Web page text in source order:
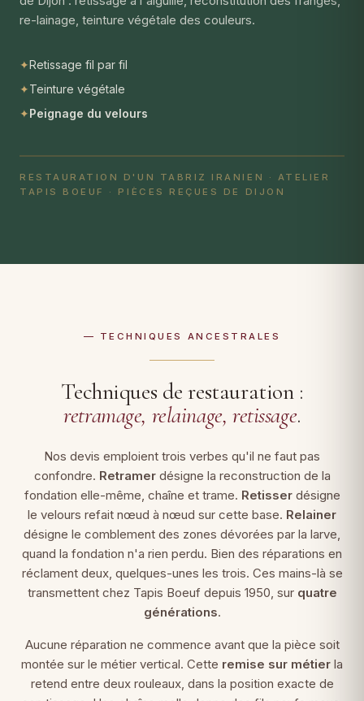
re-lainage, teinture végétale des couleurs.
✦Retissage fil par fil
✦Teinture végétale
✦Peignage du velours
RESTAURATION D'UN TABRIZ IRANIEN · ATELIER
TAPIS BOEUF · PIÈCES REÇUES DE DIJON
— TECHNIQUES ANCESTRALES
Techniques de restauration :
retramage, relainage, retissage.
Nos devis emploient trois verbes qu'il ne faut pas
confondre. Retramerdésigne la reconstruction de la
fondation elle-même, chaîne et trame. Retisserdésigne
le velours refait nœud à nœud sur cette base. Relainer
désigne le comblement des zones dévorées par la larve,
quand la fondation n'a rien perdu. Bien des réparations en
réclament deux, quelques-unes les trois. Ces mains-là se
transmettent chez Tapis Boeuf depuis 1950, sur quatre
générations.
Aucune réparation ne commence avant que la pièce soit
montée sur le métier vertical. Cette remise sur métier la
retend entre deux rouleaux, dans la position exacte de